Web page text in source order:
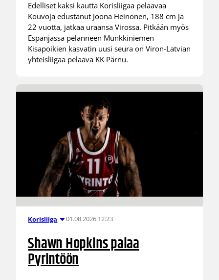
Edelliset kaksi kautta Korisliigaa pelaavaa
Kouvoja edustanut Joona Heinonen, 188 cm ja
22 vuotta, jatkaa uraansa Virossa. Pitkään myös
Espanjassa pelanneen Munkkiniemen
Kisapoikien kasvatin uusi seura on Viron-Latvian
yhteisliigaa pelaava KK Pärnu.
Korisliiga 01.08.2026 12:23
Shawn Hopkins palaa
Pyrintöön